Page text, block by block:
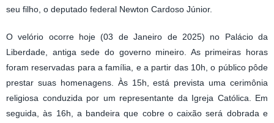
seu filho, o deputado federal Newton Cardoso Júnior.
O velório ocorre hoje (03 de Janeiro de 2025) no Palácio da
Liberdade, antiga sede do governo mineiro. As primeiras horas
foram reservadas para a família, e a partir das 10h, o público pôde
prestar suas homenagens. Às 15h, está prevista uma cerimônia
religiosa conduzida por um representante da Igreja Católica. Em
seguida, às 16h, a bandeira que cobre o caixão será dobrada e